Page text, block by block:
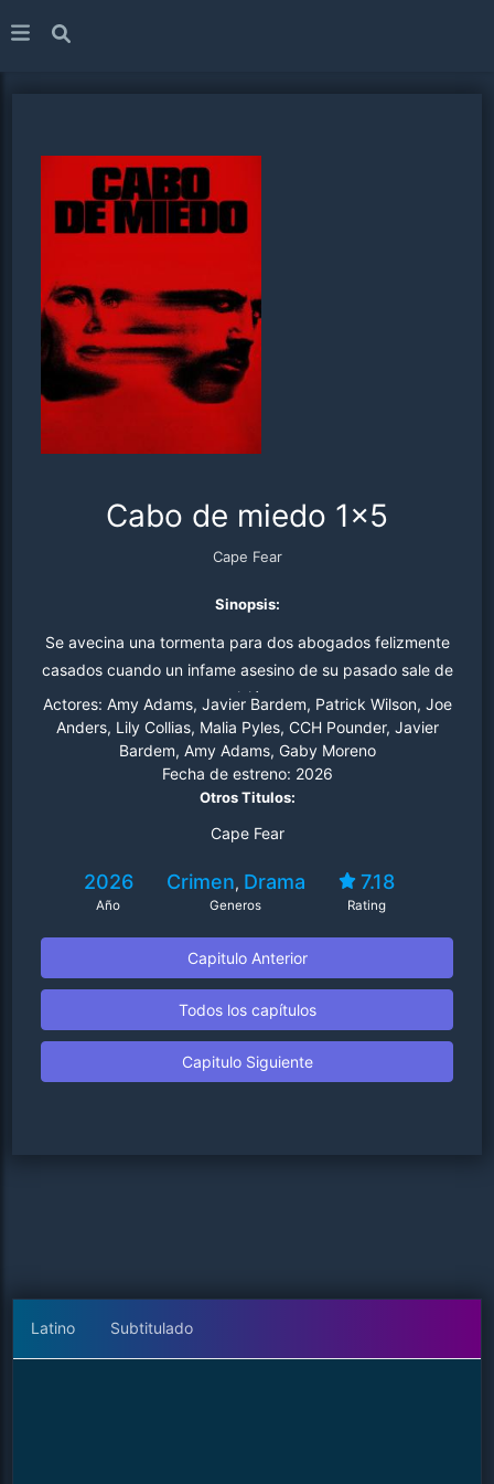
Cabo de miedo 1x5
Cape Fear
Sinopsis:
Se avecina una tormenta para dos abogados felizmente
casados cuando un infame asesino de su pasado sale de
prisión.
Actores: Amy Adams, Javier Bardem, Patrick Wilson, Joe
Anders, Lily Collias, Malia Pyles, CCH Pounder, Javier
Bardem, Amy Adams, Gaby Moreno
Fecha de estreno: 2026
Otros Titulos:
Cape Fear
2026
Año
Crimen, Drama
Generos
7.18
Rating
Capitulo Anterior
Todos los capítulos
Capitulo Siguiente
Latino Subtitulado